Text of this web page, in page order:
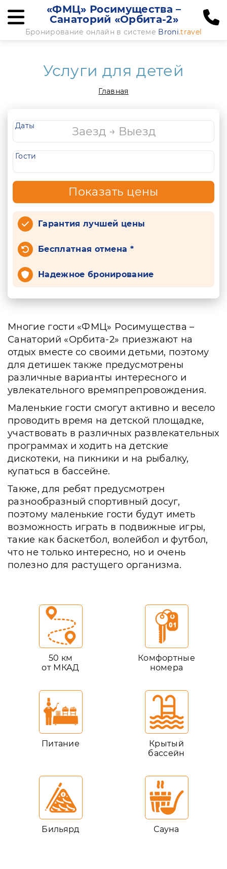
«ФМЦ» Росимущества –
Санаторий «Орбита-2»
Бронирование онлайн в системе Broni.travel
Услуги для детей
Главная
Даты
Гости
Показать цены
Гарантия лучшей цены
Бесплатная отмена *
Надежное бронирование
Многие гости «ФМЦ» Росимущества –
Санаторий «Орбита-2» приезжают на
отдых вместе со своими детьми, поэтому
для детишек также предусмотрены
различные варианты интересного и
увлекательного времяпрепровождения.
Маленькие гости смогут активно и весело
проводить время на детской площадке,
участвовать в различных развлекательных
программах и ходить на детские
дискотеки, на пикники и на рыбалку,
купаться в бассейне.
Также, для ребят предусмотрен
разнообразный спортивный досуг,
поэтому маленькие гости будут иметь
возможность играть в подвижные игры,
такие как баскетбол, волейбол и футбол,
что не только интересно, но и очень
полезно для растущего организма.
50 км
от МКАД
Комфортные
номера
Питание
Крытый
бассейн
Бильярд Сауна